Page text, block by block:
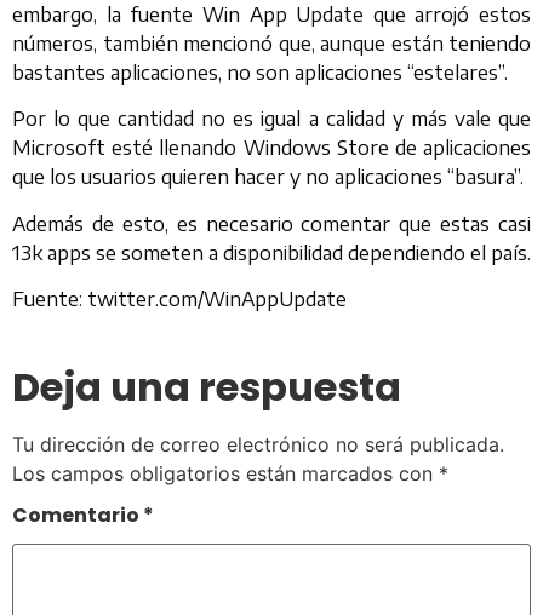
embargo, la fuente Win App Update que arrojó estos
números, también mencionó que, aunque están teniendo
bastantes aplicaciones, no son aplicaciones “estelares”.
Por lo que cantidad no es igual a calidad y más vale que
Microsoft esté llenando Windows Store de aplicaciones
que los usuarios quieren hacer y no aplicaciones “basura”.
Además de esto, es necesario comentar que estas casi
13k apps se someten a disponibilidad dependiendo el país.
Fuente: twitter.com/WinAppUpdate
Deja una respuesta
Tu dirección de correo electrónico no será publicada.
Los campos obligatorios están marcados con *
Comentario *